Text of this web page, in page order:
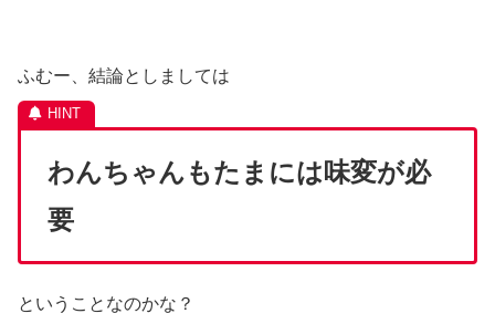
ふむー、結論としましては
わんちゃんもたまには味変が必
要
ということなのかな？